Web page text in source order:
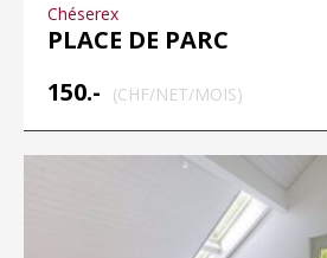
Chéserex
PLACE DE PARC
150.-
(CHF/NET/MOIS)